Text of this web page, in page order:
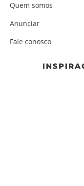
Quem somos
Anunciar
Fale conosco